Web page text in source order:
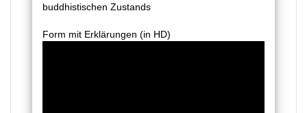
buddhistischen Zustands
Form mit Erklärungen (in HD)